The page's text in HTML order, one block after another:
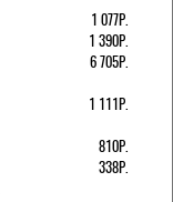
1 077Р.
1 390Р.
6 705Р.
1 111Р.
810Р.
338Р.